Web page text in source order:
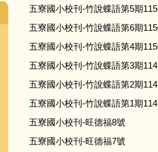
五寮國小校刊-竹說蝶語第5期
五寮國小校刊-竹說蝶語第6期
五寮國小校刊-竹說蝶語第4期
五寮國小校刊-竹說蝶語第3期
五寮國小校刊-竹說蝶語第2期
五寮國小校刊-竹說蝶語第1期
五寮國小校刊-旺德福8號
五寮國小校刊-旺德福7號